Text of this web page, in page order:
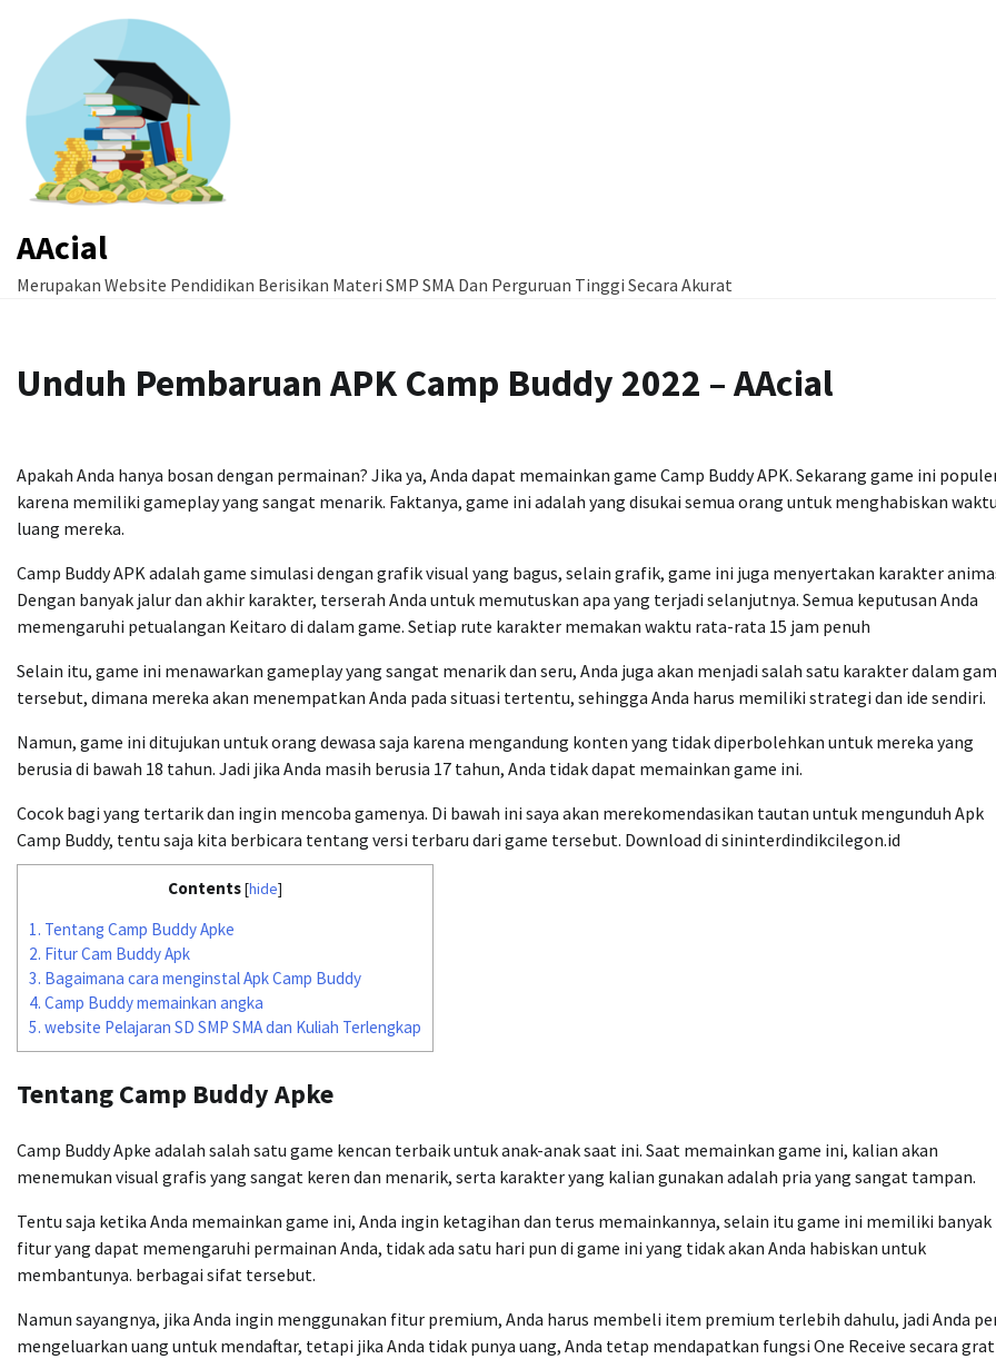
content
AAcial
Merupakan Website Pendidikan Berisikan Materi SMP SMA Dan Perguruan Tinggi Secara Akurat
Unduh Pembaruan APK Camp Buddy 2022 – AAcial
Apakah Anda hanya bosan dengan permainan? Jika ya, Anda dapat memainkan game Camp Buddy APK. Sekarang game ini
karena memiliki gameplay yang sangat menarik. Faktanya, game ini adalah yang disukai semua orang untuk menghabiskan
luang mereka.
Camp Buddy APK adalah game simulasi dengan grafik visual yang bagus, selain grafik, game ini juga menyertakan karakter
Dengan banyak jalur dan akhir karakter, terserah Anda untuk memutuskan apa yang terjadi selanjutnya. Semua keputusan Anda
memengaruhi petualangan Keitaro di dalam game. Setiap rute karakter memakan waktu rata-rata 15 jam penuh
Selain itu, game ini menawarkan gameplay yang sangat menarik dan seru, Anda juga akan menjadi salah satu karakter dalam
tersebut, dimana mereka akan menempatkan Anda pada situasi tertentu, sehingga Anda harus memiliki strategi dan ide sendiri.
Namun, game ini ditujukan untuk orang dewasa saja karena mengandung konten yang tidak diperbolehkan untuk mereka yang
berusia di bawah 18 tahun. Jadi jika Anda masih berusia 17 tahun, Anda tidak dapat memainkan game ini.
Cocok bagi yang tertarik dan ingin mencoba gamenya. Di bawah ini saya akan merekomendasikan tautan untuk mengunduh Apk
Camp Buddy, tentu saja kita berbicara tentang versi terbaru dari game tersebut. Download di sininterdindikcilegon.id
Contents[hide]
1. Tentang Camp Buddy Apke
2. Fitur Cam Buddy Apk
3. Bagaimana cara menginstal Apk Camp Buddy
4. Camp Buddy memainkan angka
5. website Pelajaran SD SMP SMA dan Kuliah Terlengkap
Tentang Camp Buddy Apke
Camp Buddy Apke adalah salah satu game kencan terbaik untuk anak-anak saat ini. Saat memainkan game ini, kalian akan
menemukan visual grafis yang sangat keren dan menarik, serta karakter yang kalian gunakan adalah pria yang sangat tampan.
Tentu saja ketika Anda memainkan game ini, Anda ingin ketagihan dan terus memainkannya, selain itu game ini memiliki banyak
fitur yang dapat memengaruhi permainan Anda, tidak ada satu hari pun di game ini yang tidak akan Anda habiskan untuk
membantunya. berbagai sifat tersebut.
Namun sayangnya, jika Anda ingin menggunakan fitur premium, Anda harus membeli item premium terlebih dahulu, jadi Anda
mengeluarkan uang untuk mendaftar, tetapi jika Anda tidak punya uang, Anda tetap mendapatkan fungsi One Receive secara